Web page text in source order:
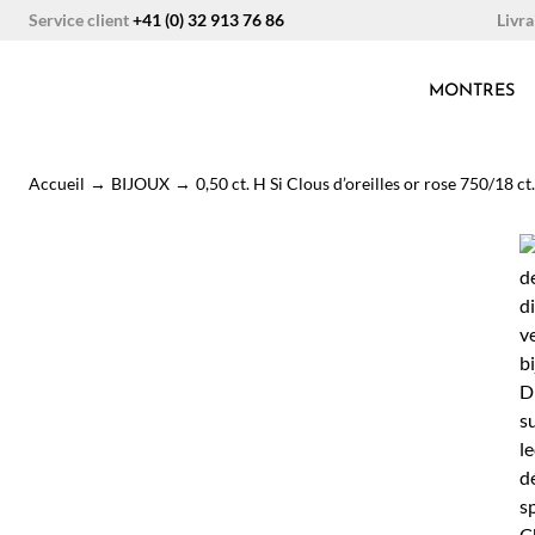
AllerService client+41 (0) 32 913 76 86
MONTRES
Accueil → BIJOUX → 0,50 ct. H Si Clous d’oreilles or rose 750/18